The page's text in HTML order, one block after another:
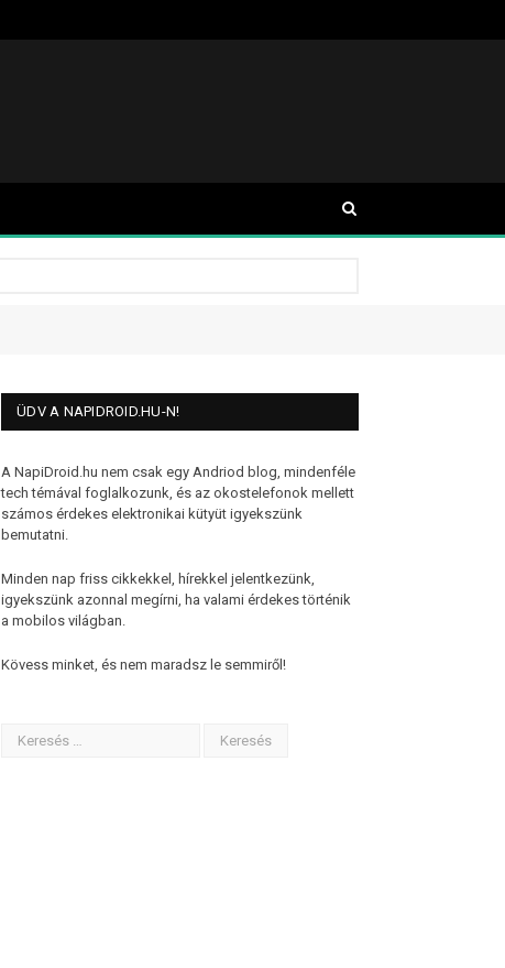
ÜDV A NAPIDROID.HU-N!
A NapiDroid.hu nem csak egy Andriod blog, mindenféle
tech témával foglalkozunk, és az okostelefonok mellett
számos érdekes elektronikai kütyüt igyekszünk
bemutatni.
Minden nap friss cikkekkel, hírekkel jelentkezünk,
igyekszünk azonnal megírni, ha valami érdekes történik
a mobilos világban.
Kövess minket, és nem maradsz le semmiről!